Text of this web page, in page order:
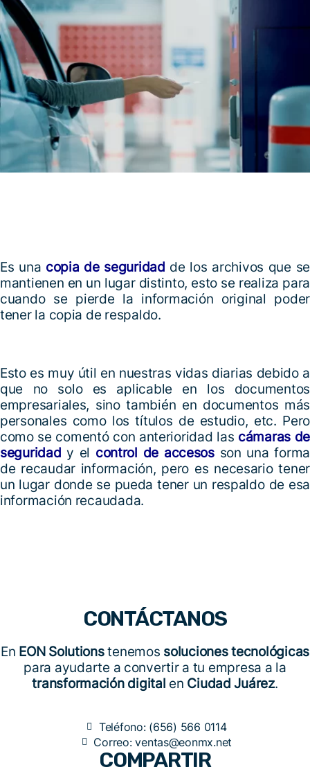
Es una copia de seguridad de los archivos que se
mantienen en un lugar distinto, esto se realiza para
cuando se pierde la información original poder
tener la copia de respaldo.
Esto es muy útil en nuestras vidas diarias debido a
que no solo es aplicable en los documentos
empresariales, sino también en documentos más
personales como los títulos de estudio, etc. Pero
como se comentó con anterioridad las cámaras de
seguridad y el control de accesosson una forma
de recaudar información, pero es necesario tener
un lugar donde se pueda tener un respaldo de esa
información recaudada.
CONTÁCTANOS
En EON Solutionstenemos soluciones tecnológicas
para ayudarte a convertir a tu empresa a la
transformación digital en Ciudad Juárez.
Teléfono: (656) 566 0114
Correo: ventas@eonmx.net
COMPARTIR